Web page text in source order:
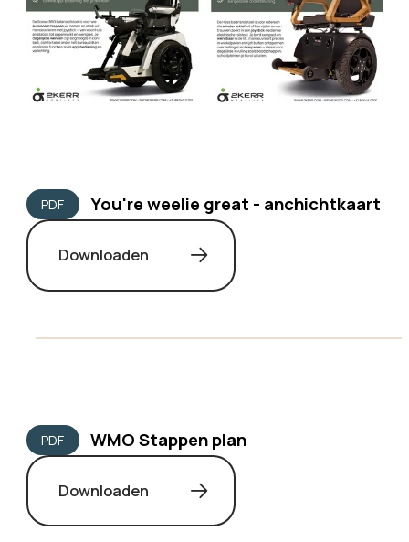
PDF You're weelie great - anchichtkaart
Downloaden
PDF WMO Stappen plan
Downloaden